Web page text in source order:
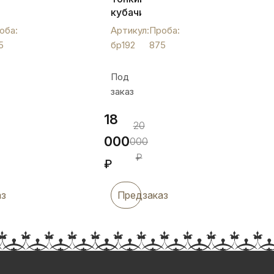
кубачинский
браслет
из
серебра
цветком,
бр192
Артикул:
бр192
Проба:
875
Под
заказ
18
000
₽
20
000
₽
Предзаказ